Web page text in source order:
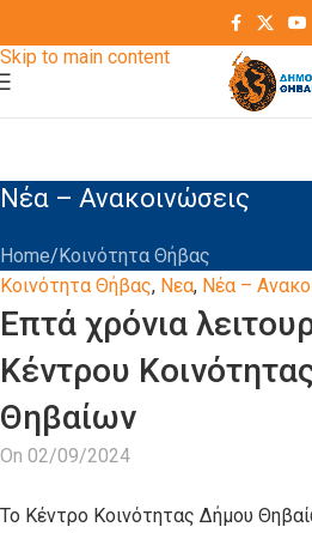
Skip to main content
Νέα – Ανακοινώσεις
Home Kοινότητα Θήβας
Kοινότητα Θήβας, Νεα, Νέα –
Επτά χρόνια
Κέντρου
Θηβαίων
On 02/09/2024
Το Κέντρο Κοινότητας Δήμου